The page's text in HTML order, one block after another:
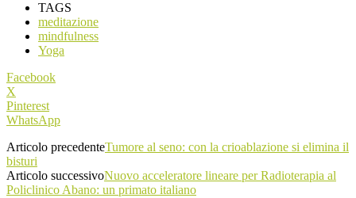
TAGS
meditazione
mindfulness
Yoga
Facebook
X
Pinterest
WhatsApp
Articolo precedenteTumore al seno: con la crioablazione si elimina il
bisturi
Articolo successivoNuovo acceleratore lineare per Radioterapia al
Policlinico Abano: un primato italiano